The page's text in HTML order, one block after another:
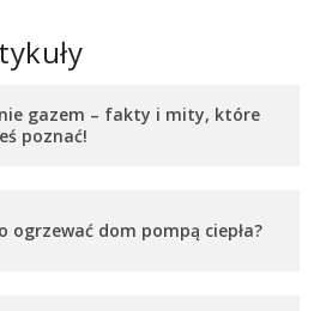
gazem – fakty i mity, które
poznać!
ogrzewać dom pompą ciepła?